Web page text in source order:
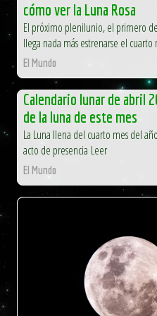
cómo ver la Luna Rosa
El próximo plenilunio, el primero
llega nada más estrenarse el
El Mundo
Calendario lunar de abril
de la luna de este mes
La Luna llena del cuarto mes del
acto de presencia Leer
El Mundo